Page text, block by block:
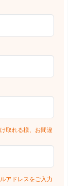
取れる様、お間違
アドレスをご入力